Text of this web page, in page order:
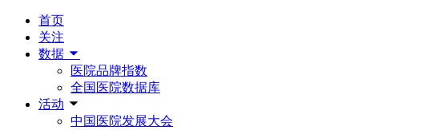
首页
关注
数据
医院品牌指数
全国医院数据库
活动
中国医院发展大会